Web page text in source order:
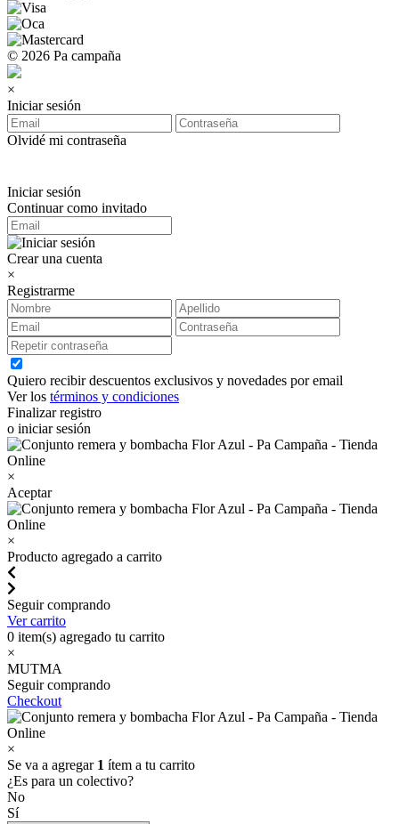
© 2026 Pa campaña
×
Iniciar sesión
Olvidé mi contraseña
Iniciar sesión
Continuar como invitado
Crear una cuenta
×
Registrarme
Quiero recibir descuentos exclusivos y novedades por email
Ver los términos y condiciones
Finalizar registro
o iniciar sesión
×
Aceptar
×
Producto agregado a carrito
Seguir comprando
Ver carrito
0 item(s) agregado tu carrito
×
MUTMA
Seguir comprando
Checkout
×
Se va a agregar 1 ítem a tu carrito
¿Es para un colectivo?
No
Sí